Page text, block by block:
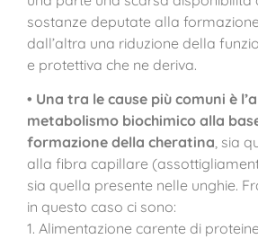
sostanze deputate alla
dall’altra una riduzione della
e protettiva che ne deriva.
• Una tra le cause più comuni è
metabolismo biochimico alla
formazione della cheratina, sia
alla fibra capillare
sia quella presente nelle unghie.
in questo caso ci sono:
1. Alimentazione carente di